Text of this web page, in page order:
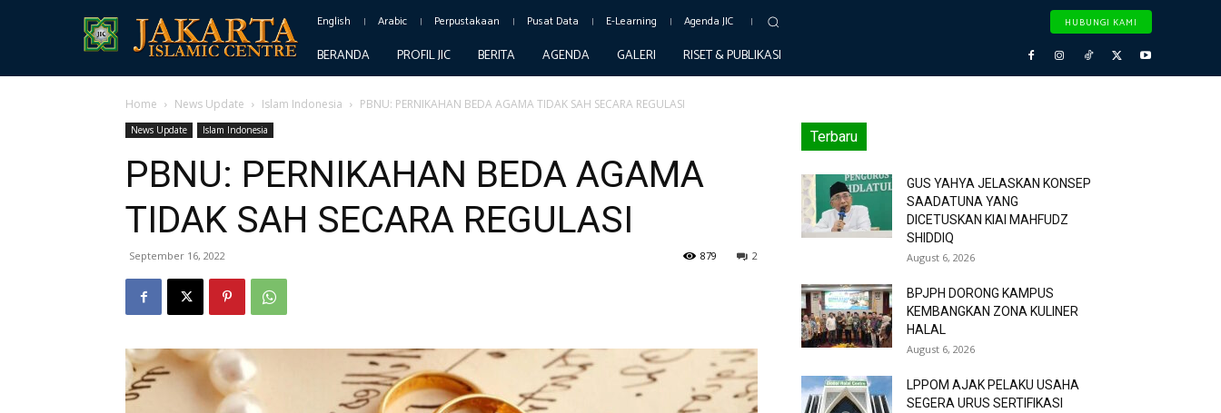
English Arabic Perpustakaan Pusat Data E-Learning Agenda JIC HUBUNGI KAMI
BERANDA PROFIL JIC BERITA AGENDA GALERI RISET & PUBLIKASI
Home News Update Islam Indonesia PBNU: PERNIKAHAN BEDA AGAMA TIDAK SAH SECARA REGULASI
News Update Islam Indonesia
PBNU: PERNIKAHAN BEDA AGAMA
TIDAK SAH SECARA REGULASI
September 16, 2022 2
879
Terbaru
GUS YAHYA JELASKAN KONSEP
SAADATUNA YANG
DICETUSKAN KIAI MAHFUDZ
SHIDDIQ
August 6, 2026
BPJPH DORONG KAMPUS
KEMBANGKAN ZONA KULINER
HALAL
August 6, 2026
LPPOM AJAK PELAKU USAHA
SEGERA URUS SERTIFIKASI